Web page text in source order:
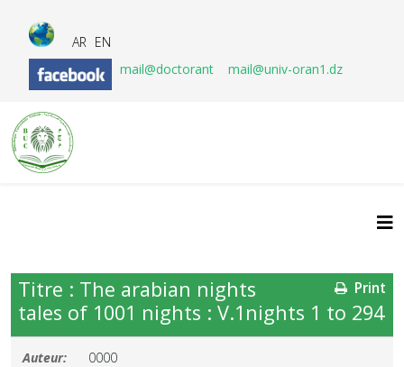
AR EN
mail@doctorant
mail@univ-oran1.dz
Print
Titre : The arabian nights
tales of 1001 nights : V.1nights 1 to 294
Auteur: 0000